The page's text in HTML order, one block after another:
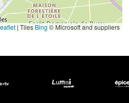
| TilesBing© Microsoft and suppliers